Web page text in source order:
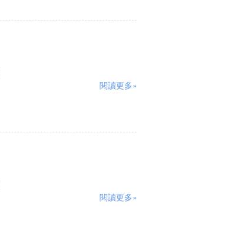
閱讀更多»
閱讀更多»